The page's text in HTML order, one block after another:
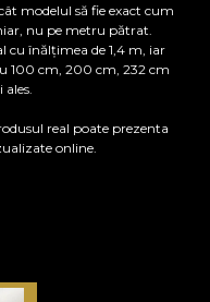
modelul să fie exact cum
nu pe metru pătrat.
cu înălțimea de 1,4 m, iar
100 cm, 200 cm, 232 cm
real poate prezenta
online.